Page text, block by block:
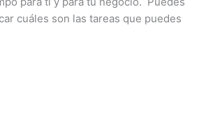
cuáles son las tareas que puedes